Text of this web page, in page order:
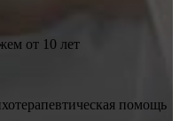
от 10 лет
помощь